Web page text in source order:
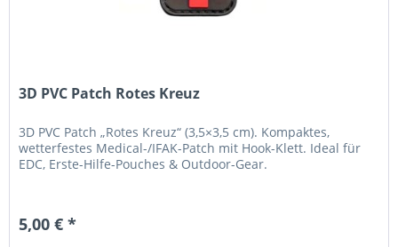
3D PVC Patch Rotes Kreuz
3D PVC Patch „Rotes Kreuz“ (3,5×3,5 cm). Kompaktes,
wetterfestes Medical-/IFAK-Patch mit Hook-Klett. Ideal für
EDC, Erste-Hilfe-Pouches & Outdoor-Gear.
5,00 € *